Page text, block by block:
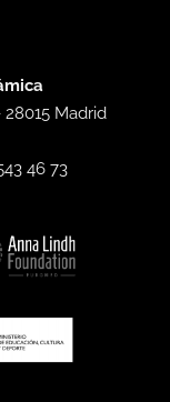
28015 Madrid
46 73